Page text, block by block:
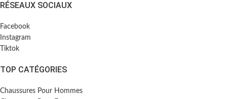
RÉSEAUX SOCIAUX
Facebook
Instagram
Tiktok
TOP CATÉGORIES
Chaussures Pour Hommes